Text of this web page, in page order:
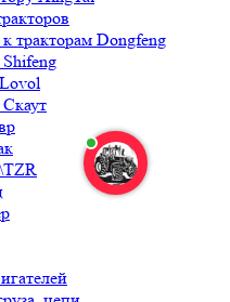
тракторам Dongfeng